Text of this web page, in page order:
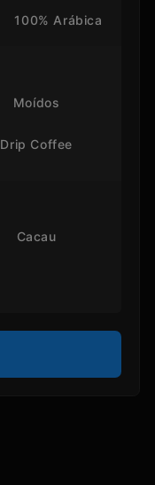
100% Arábica
Moídos
Drip Coffee
Cacau